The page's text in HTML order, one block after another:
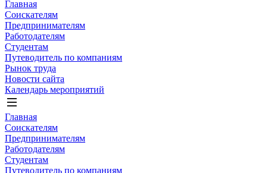
Главная
Соискателям
Предпринимателям
Работодателям
Студентам
Путеводитель по компаниям
Рынок труда
Новости сайта
Календарь мероприятий
Главная
Соискателям
Предпринимателям
Работодателям
Студентам
Путеводитель по компаниям